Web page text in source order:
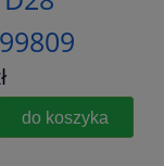
do koszyka